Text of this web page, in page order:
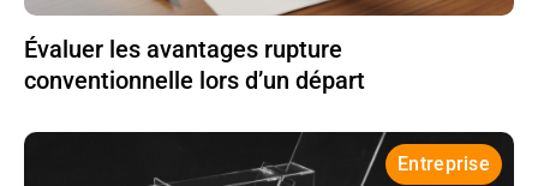
Évaluer les avantages rupture
conventionnelle lors d’un départ
Entreprise